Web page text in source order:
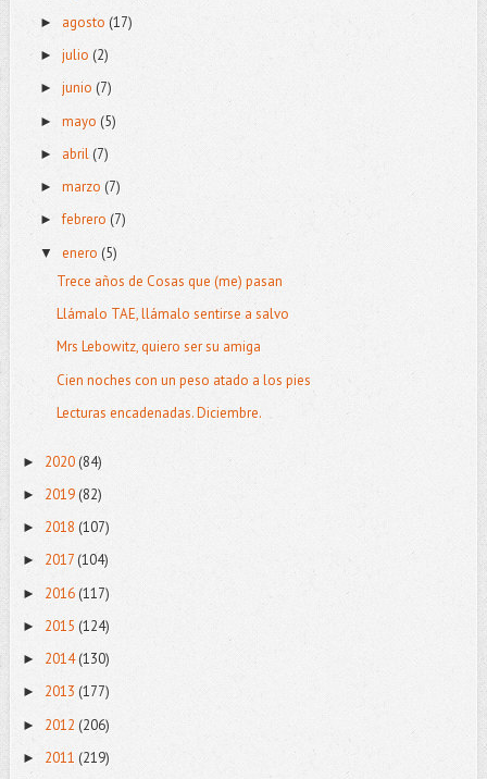
► agosto (17)
► julio (2)
► junio (7)
► mayo (5)
► abril (7)
► marzo (7)
►febrero (7)
▼ enero (5)
Trece años de Cosas que (me) pasan
Llámalo TAE, llámalo sentirse a salvo
Mrs Lebowitz, quiero ser su amiga
Cien noches con un peso atado a los pies
Lecturas encadenadas. Diciembre.
► 2020 (84)
► 2019(82)
► 2018 (107)
► 2017 (104)
► 2016(117)
► 2015 (124)
► 2014(130)
► 2013 (177)
► 2012 (206)
► 2011 (219)